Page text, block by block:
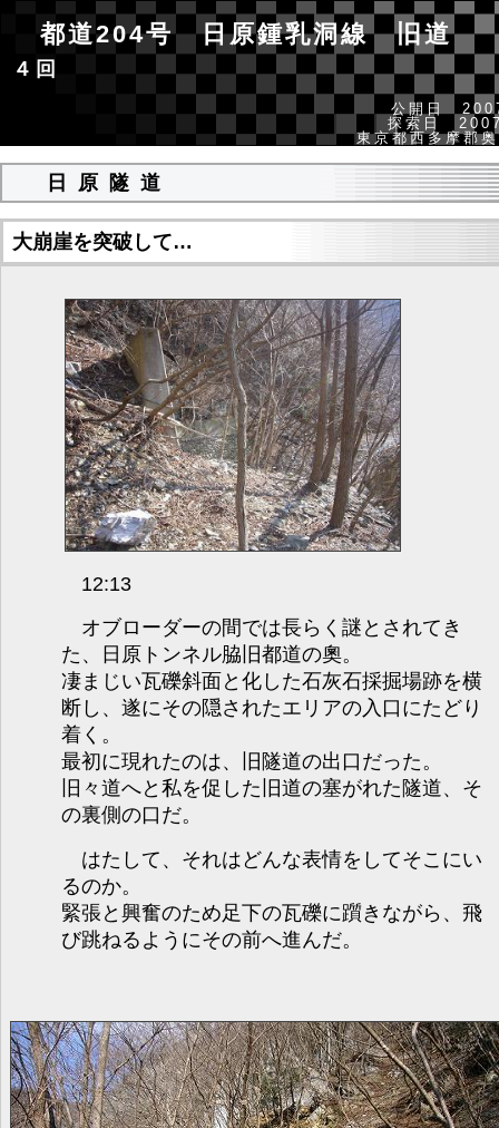
都道204号 日原鍾乳洞線 旧
４回
公開日
探索日
東京都西多摩郡
日原隧道
大崩崖を突破して…
12:13
オブローダーの間では長らく謎とされてき
た、日原トンネル脇旧都道の奧。
凄まじい瓦礫斜面と化した石灰石採掘場跡を横
断し、遂にその隠されたエリアの入口にたどり
着く。
最初に現れたのは、旧隧道の出口だった。
旧々道へと私を促した旧道の塞がれた隧道、そ
の裏側の口だ。
はたして、それはどんな表情をしてそこにい
るのか。
緊張と興奮のため足下の瓦礫に躓きながら、飛
び跳ねるようにその前へ進んだ。